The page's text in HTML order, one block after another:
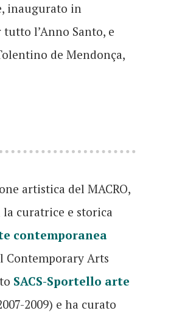
inaugurato in
l’Anno Santo, e
de Mendonça,
artistica del MACRO,
la curatrice e storica
contemporanea
Contemporary Arts
SACS-Sportello arte
2009) e ha curato